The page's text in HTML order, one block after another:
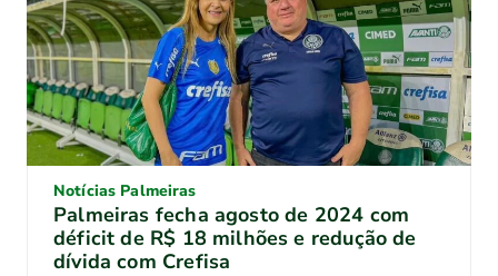
Notícias Palmeiras
Palmeiras fecha agosto de 2024 com
déficit de R$ 18 milhões e redução de
dívida com Crefisa